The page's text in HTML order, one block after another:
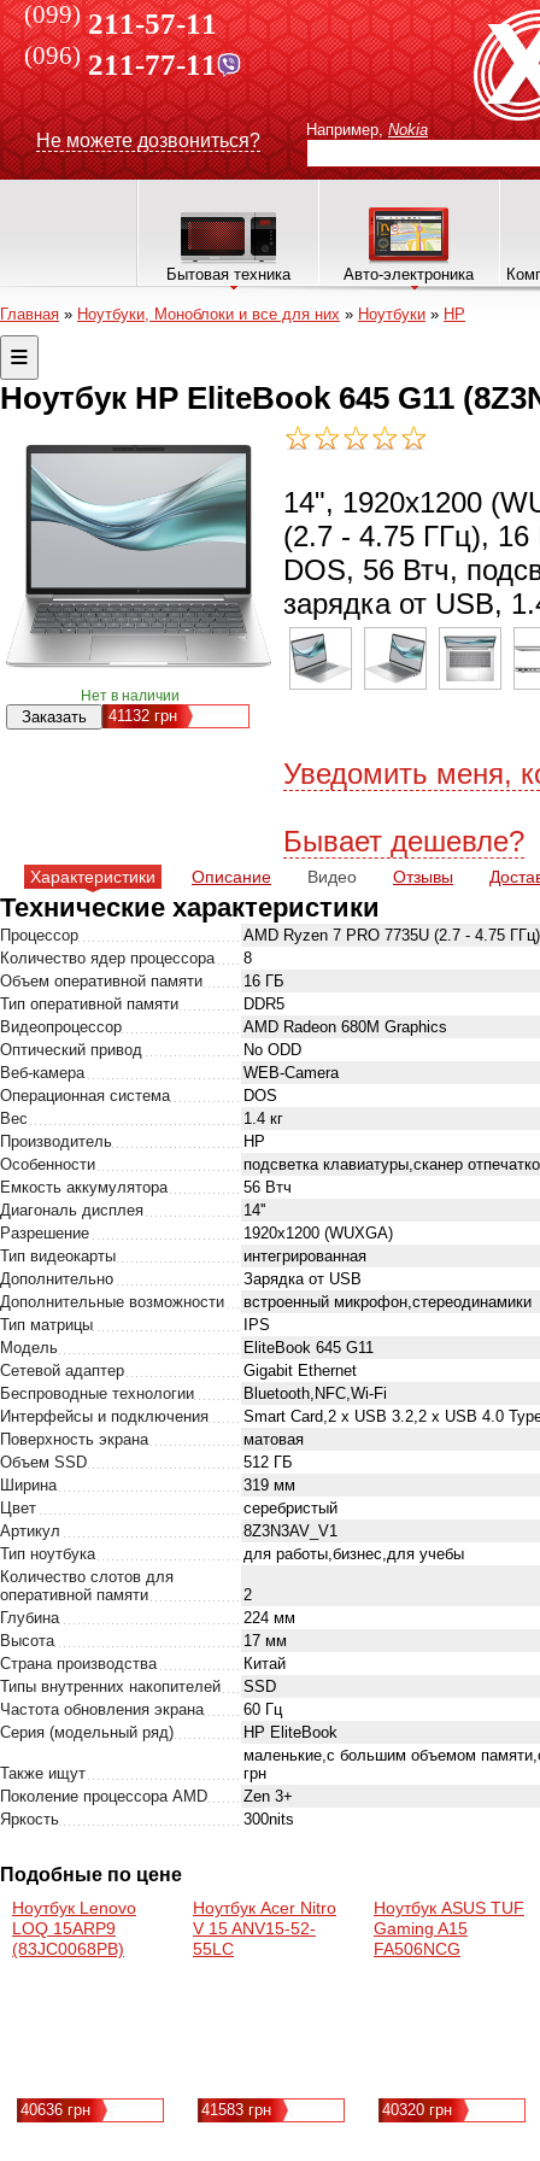
(099) 211-57-11
(096)211-77-11
Не можете дозвониться?
Например, Nokia
Бытовая техника Авто-электроника
Главная » Ноутбуки, Моноблоки и все для них » Ноутбуки » HP
Ноутбук HP EliteBook 645 G11
Нет в наличии
41132 грн
14", 1920x1200
(2.7 - 4.75 ГГц),
DOS, 56 Втч,
зарядка от USB,
Уведомить меня,
Бывает дешевле?
Характеристики Описание Видео Отзывы
Технические характеристики
Процессор
AMD Ryzen 7 PRO 7735U (2.7 - 4.75 ГГц)
Количество ядер процессора
8
Объем оперативной памяти
16 ГБ
Тип оперативной памяти
DDR5
Видеопроцессор
AMD Radeon 680M Graphics
Оптический привод
No ODD
Веб-камера
WEB-Camera
Операционная система
DOS
Вес
1.4 кг
Производитель
HP
Особенности
подсветка клавиатуры,сканер
Емкость аккумулятора
56 Втч
Диагональ дисплея
14''
Разрешение
1920x1200 (WUXGA)
Тип видеокарты
интегрированная
Дополнительно
Зарядка от USB
Дополнительные возможности
встроенный микрофон,стереодинамики
Тип матрицы
IPS
Модель
EliteBook 645 G11
Сетевой адаптер
Gigabit Ethernet
Беспроводные технологии
Bluetooth,NFC,Wi-Fi
Интерфейсы и подключения
Smart Card,2 х USB 3.2,2 x USB 4.0
Поверхность экрана
матовая
Объем SSD
512 ГБ
Ширина
319 мм
Цвет
серебристый
Артикул
8Z3N3AV_V1
Тип ноутбука
для работы,бизнес,для учебы
Количество слотов для
оперативной памяти
2
Глубина
224 мм
Высота
17 мм
Страна производства
Китай
Типы внутренних накопителей
SSD
Частота обновления экрана
60 Гц
Серия (модельный ряд)
HP EliteBook
Также ищут
маленькие,с большим объемом
грн
Поколение процессора AMD
Zen 3+
Яркость
300nits
Подобные по цене
Ноутбук Lenovo
LOQ 15ARP9
(83JC0068PB)
40636 грн
Ноутбук Acer Nitro
V 15 ANV15-52-
55LC
41583 грн
Ноутбук ASUS TUF
Gaming A15
FA506NCG
40320 грн